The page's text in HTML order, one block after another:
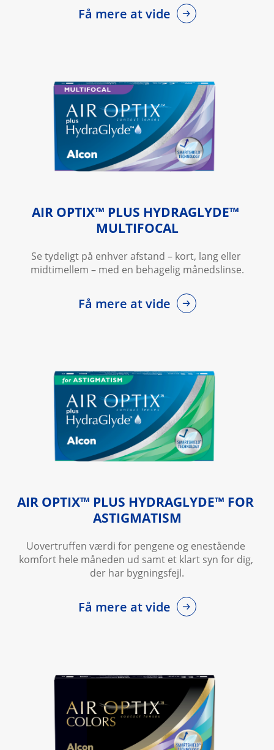
Få mere at vide
AIR OPTIX™ PLUS HYDRAGLYDE™
MULTIFOCAL
Se tydeligt på enhver afstand – kort, lang eller
midtimellem – med en behagelig månedslinse.
Få mere at vide
AIR OPTIX™ PLUS HYDRAGLYDE™ FOR
ASTIGMATISM
Uovertruffen værdi for pengene og enestående
komfort hele måneden ud samt et klart syn for dig,
der har bygningsfejl.
Få mere at vide